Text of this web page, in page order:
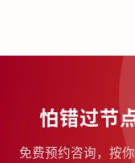
怕错过节
免费预约咨询，按